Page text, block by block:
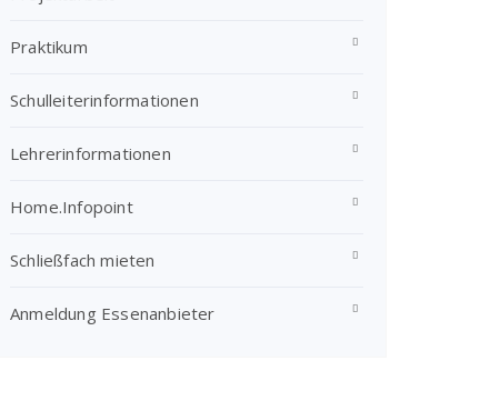
Praktikum
Schulleiterinformationen
Lehrerinformationen
Home.Infopoint
Schließfach mieten
Anmeldung Essenanbieter